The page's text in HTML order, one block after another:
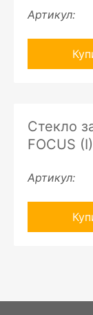
Артикул:
Стекло
FOCUS
Артикул: